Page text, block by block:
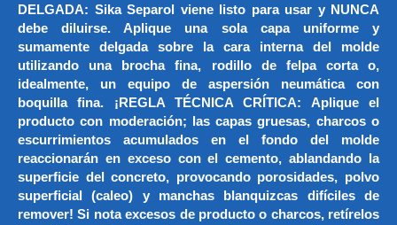
DELGADA: Sika Separol viene listo para usar y NUNCA
debe diluirse. Aplique una sola capa uniforme y
sumamente delgada sobre la cara interna del molde
utilizando una brocha fina, rodillo de felpa corta o,
idealmente, un equipo de aspersión neumática con
boquilla fina. ¡REGLA TÉCNICA CRÍTICA: Aplique el
producto con moderación; las capas gruesas, charcos o
escurrimientos acumulados en el fondo del molde
reaccionarán en exceso con el cemento, ablandando la
superficie del concreto, provocando porosidades, polvo
superficial (caleo) y manchas blanquizcas difíciles de
remover! Si nota excesos de producto o charcos, retírelos